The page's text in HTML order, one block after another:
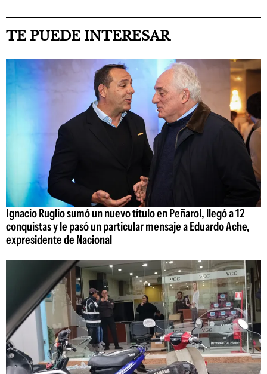
TE PUEDE INTERESAR
Ignacio Ruglio sumó un nuevo título en Peñarol, llegó a 12
conquistas y le pasó un particular mensaje a Eduardo Ache,
expresidente de Nacional